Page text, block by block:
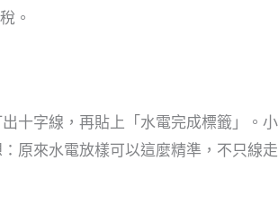
。
十字線，再貼上「水電完成標籤」。
原來水電放樣可以這麼精準，不只線